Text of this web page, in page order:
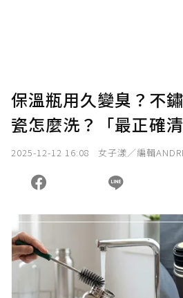
保溫瓶用久變臭？不
瓷怎麼洗？「最正確
2025-12-12 16:08 女子漾／編輯